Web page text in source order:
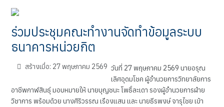
ร่วมประชุมคณะทำงานจัดทำข้อมูลระบบ
ธนาคารหน่วยกิต
สร้างเมื่อ: 27 พฤษภาคม 2569 วันที่ 27 พฤษภาคม 2569 นายอรุณ
เลิศอุดมโชค ผู้อำนวยการวิทยาลัยการ
อาชีพกาฬสินธุ์ มอบหมายให้ นายบุญชนะ โพธิ์ละเดา รองผู้อำนวยการฝ่าย
วิชาการ พร้อมด้วย นางศิริวรรณ เรืองแสน และ นายธีรพงษ์ จารุไชย เข้า